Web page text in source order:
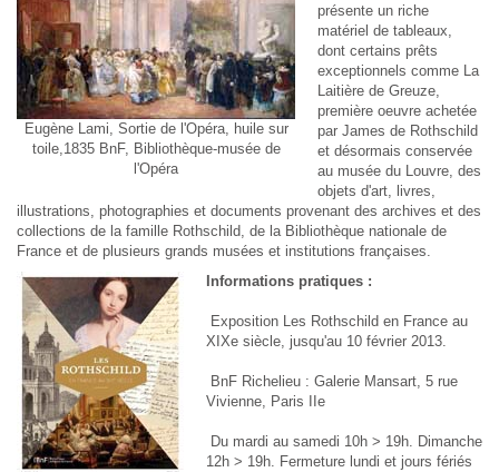
Eugène Lami, Sortie de l'Opéra, huile sur
toile,1835 BnF, Bibliothèque-musée de
l'Opéra
présente un riche
matériel de tableaux,
dont certains prêts
exceptionnels comme La
Laitièrede Greuze,
première oeuvre achetée
par James de Rothschild
et désormais conservée
au musée du Louvre, des
objets d'art, livres,
illustrations, photographies et documents provenant des archives et des
collections de la famille Rothschild, de la Bibliothèque nationale de
France et de plusieurs grands musées et institutions françaises.
Informations pratiques :
Exposition Les Rothschild en France au
XIXe siècle, jusqu'au 10 février 2013.
BnF Richelieu : Galerie Mansart, 5 rue
Vivienne, Paris IIe
Du mardi au samedi 10h > 19h. Dimanche
12h > 19h. Fermeture lundi et jours fériés